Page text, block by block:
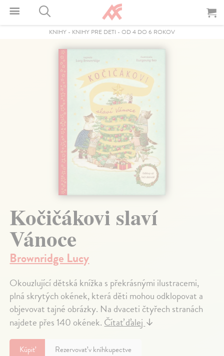
KNIHY - KNIHY PRE DETI - OD 4 DO 6 ROKOV
Kočičákovi slaví
Vánoce
Brownridge Lucy
Okouzlující dětská knížka s překrásnými ilustracemi,
plná skrytých okének, která děti mohou odklopovat a
objevovat tajné obrázky. Na dvaceti čtyřech stranách
najdete přes 140 okének.Čítať ďalej↓
Kúpiť Rezervovať v kníhkupectve